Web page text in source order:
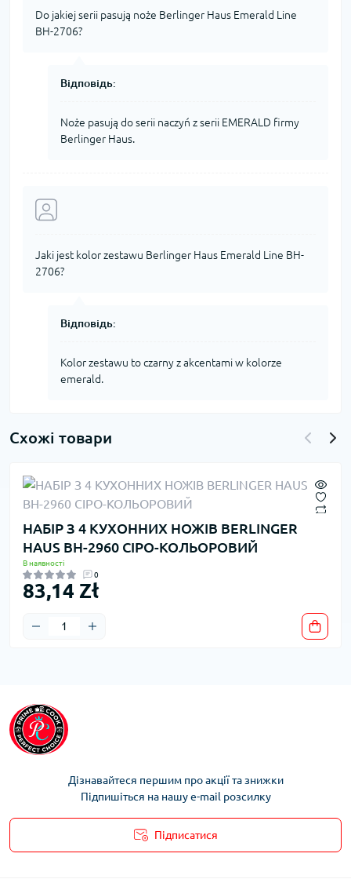
Do jakiej serii pasują noże Berlinger Haus Emerald Line
BH-2706?
Відповідь:
Noże pasują do serii naczyń z serii EMERALD firmy
Berlinger Haus.
Jaki jest kolor zestawu Berlinger Haus Emerald Line BH-
2706?
Відповідь:
Kolor zestawu to czarny z akcentami w kolorze
emerald.
Схожі товари
НАБІР З 4 КУХОННИХ НОЖІВ BERLINGER
HAUS BH-2960 СІРО-КОЛЬОРОВИЙ
В наявності
0
83,14 Zł
Дізнавайтеся першим про акції та знижки
Підпишіться на нашу e-mail розсилку
Підписатися